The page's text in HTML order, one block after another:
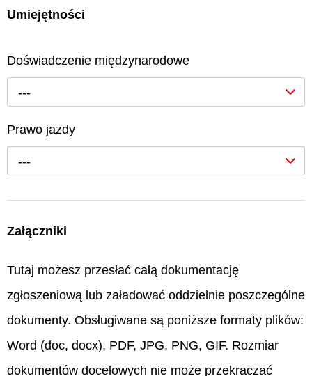
Umiejętności
Doświadczenie międzynarodowe
---
Prawo jazdy
---
Załączniki
Tutaj możesz przesłać całą dokumentację
zgłoszeniową lub załadować oddzielnie poszczególne
dokumenty. Obsługiwane są poniższe formaty plików:
Word (doc, docx), PDF, JPG, PNG, GIF. Rozmiar
dokumentów docelowych nie może przekraczać